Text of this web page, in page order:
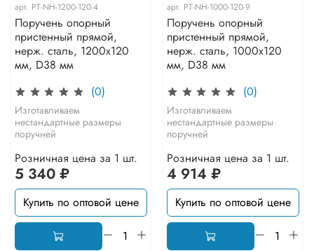
арт. PT-NH-1200-120-4
Поручень опорный
пристенный прямой,
нерж. сталь, 1200x120
мм, D38 мм
(0)
Изготавливаем
нестандартные размеры
поручней
Розничная цена за 1 шт.
5 340 ₽
Купить по оптовой цене
арт. PT-NH-1000-120-9
Поручень опорный
пристенный прямой,
нерж. сталь, 1000x120
мм, D38 мм
(0)
Изготавливаем
нестандартные размеры
поручней
Розничная цена за 1 шт.
4 914 ₽
Купить по оптовой цене